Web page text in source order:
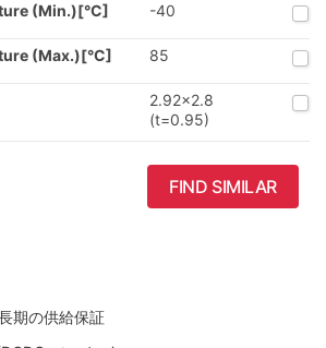
(Min.)[°C] -40
(Max.)[°C] 85
2.92x2.8
(t=0.95)
FIND SIMILAR
期の供給保証